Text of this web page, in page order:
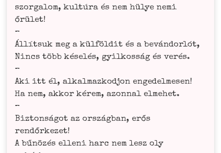
szor­ga­lom, kul­túra és nem hülye nemi
őrü­let!
–
Állít­suk meg a külf­öl­dit és a beván­dor­lót,
Nincs több késelés, gyil­kos­ság és ver­és.
–
Aki itt él, alkal­maz­kod­jon enge­del­me­sen!
Ha nem, akkor kérem, azon­nal elm­ehet.
–
Biz­tonsá­got az ország­ban, erős
ren­dőr­ke­zet!
A bűnö­zés elle­ni harc nem lesz oly